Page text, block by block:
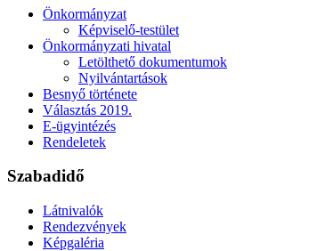
Önkormányzat
Képviselő-testület
Önkormányzati hivatal
Letölthető dokumentumok
Nyilvántartások
Besnyő története
Választás 2019.
E-ügyintézés
Rendeletek
Szabadidő
Látnivalók
Rendezvények
Képgaléria